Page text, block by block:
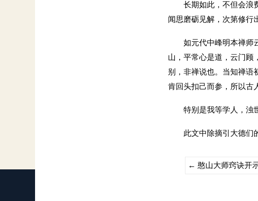
长期如此，不但会浪
闻思磨砺见解，次第修行
如元代中峰明本禅师
山，平常心是道，云门顾
别，非禅说也。当知禅语
肯回头扣己而参，所以古
特别是我等学人，浊
此文中除摘引大德们
← 憨山大师窍诀开